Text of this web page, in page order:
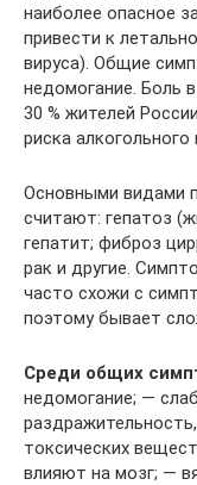
наиболее опасное
привести к
вируса). Общие
недомогание. Боль
30 % жителей
риска
Основными видами
считают: гепатоз
гепатит; фиброз
рак и другие.
часто схожи с
поэтому бывает
Среди общих
недомогание; —
токсических
влияют на мозг; —